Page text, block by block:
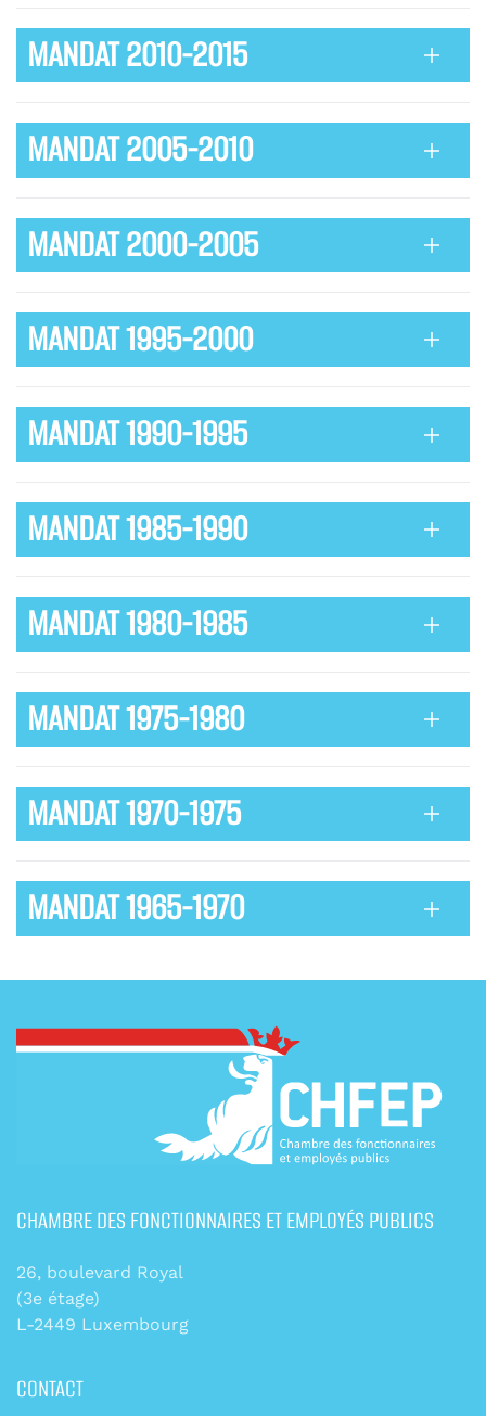
MANDAT 2010-2015
MANDAT 2005-2010
MANDAT 2000-2005
MANDAT 1995-2000
MANDAT 1990-1995
MANDAT 1985-1990
MANDAT 1980-1985
MANDAT 1975-1980
MANDAT 1970-1975
MANDAT 1965-1970
CHAMBRE DES FONCTIONNAIRES ET EMPLOYÉS PUBLICS
26, boulevard Royal
(3e étage)
L-2449 Luxembourg
CONTACT